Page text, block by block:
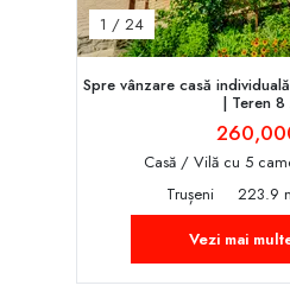
1 / 24
Spre vânzare casă
| Teren
Casă / Vilă cu 5
Trușeni
223.9
Vezi mai